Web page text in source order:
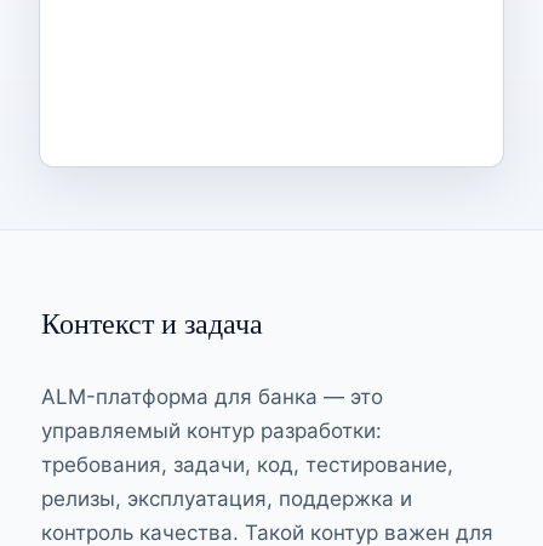
Контекст и задача
ALM-платформа для банка — это
управляемый контур разработки:
требования, задачи, код, тестирование,
релизы, эксплуатация, поддержка и
контроль качества. Такой контур важен для